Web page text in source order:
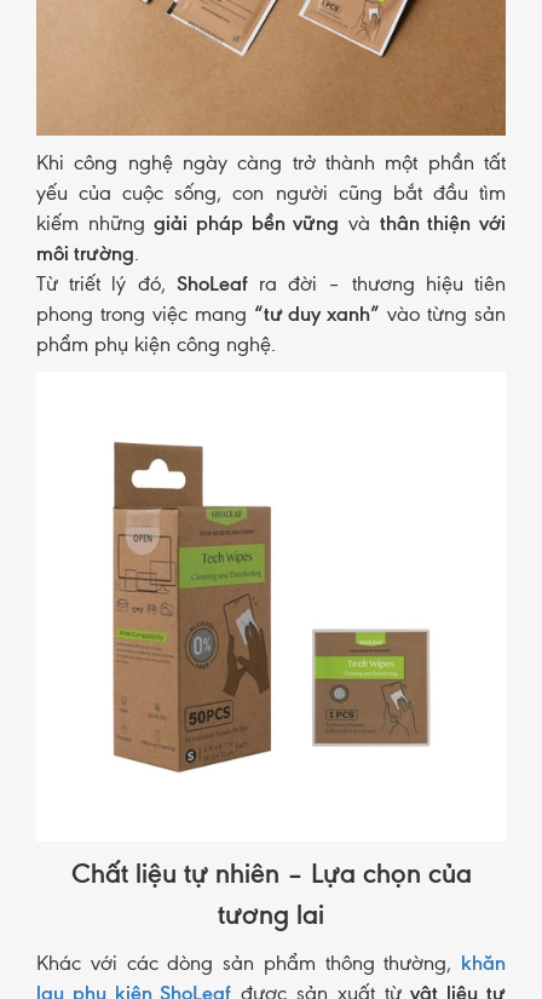
Khi công nghệ ngày càng trở thành một phần tất
yếu của cuộc sống, con người cũng bắt đầu tìm
kiếm nhữnggiải pháp bền vững và thân thiện với
môi trường
Từ triết lý đó, ShoLeafra đời – thương hiệu tiên
phong trong việc mang “tư duy xanh” vào từng sản
phẩm phụ kiện công nghệ.
Chất liệu tự nhiên – Lựa chọn của
tương lai
Khác với các dòng sản phẩm thông thường, khăn
lau phụ kiện ShoLeaf được sản xuất từvật liệu tự